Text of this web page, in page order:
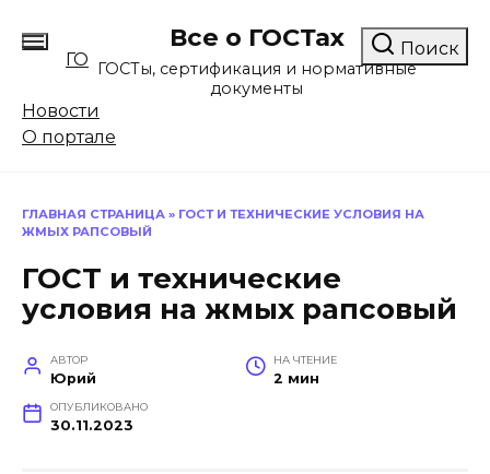
содержанию
ГО
Все о ГОСТах
ГОСТы, сертификация и нормативные
документы
Новости
О портале
Поиск
ГЛАВНАЯ СТРАНИЦА » ГОСТ И ТЕХНИЧЕСКИЕ УСЛОВИЯ НА
ЖМЫХ РАПСОВЫЙ
ГОСТ и технические
условия на жмых рапсовый
АВТОР
Юрий
НА ЧТЕНИЕ
2 мин
ОПУБЛИКОВАНО
30.11.2023